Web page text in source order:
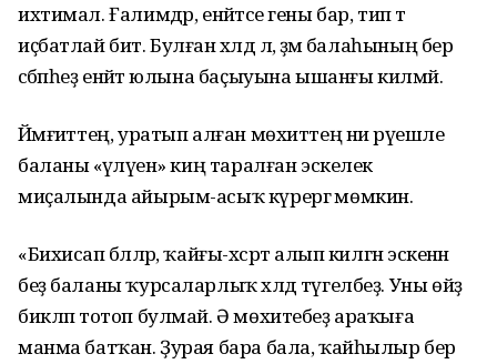
ихтимал. Ғалимдәр, енәйәтсе гены бар, тип тә
иҫбатлай бит. Булған хәлдә лә, әҙәм балаһының бер
сәбәпһеҙ енәйәт юлына баҫыуына ышанғы килмәй.
Йәмғиәттең, уратып алған мөхиттең ни рәүешле
баланы «әүәләүен» киң таралған эскелек
миҫалында айырым-асыҡ күрергә мөмкин.
«Бихисап бәләләр, ҡайғы-хәсрәт алып килгән эскенән
беҙ баланы ҡурсаларлыҡ хәлдә түгелбеҙ. Уны өйҙә
бикләп тотоп булмай. Ә мөхитебеҙ араҡыға
манма батҡан. Ҙурая бара бала, ҡайһылыр бер